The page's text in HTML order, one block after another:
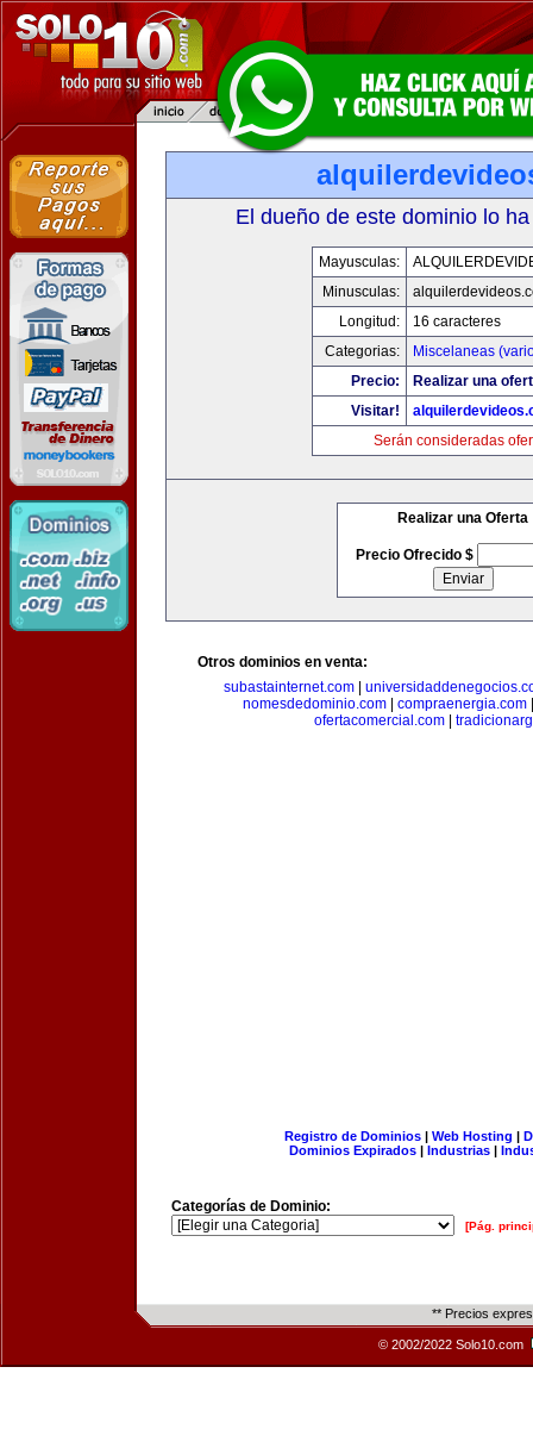
El dueño de este dominio lo
Mayusculas:
Minusculas:
Longitud:
16 caracteres
Categorias:
Miscelaneas
Precio:
Realizar una
Visitar!
Serán consideradas
Realizar una Oferta
Precio Ofrecido $
Otros dominios en venta:
subastainternet.com|
nomesdedominio.com| compraenergia.com
ofertacomercial.com
Registro de Dominios| Web Hosting |
Dominios Expirados | Industrias |
Categorías de Dominio:
[Pág.
** Precios
© 2002/2022 Solo10.com